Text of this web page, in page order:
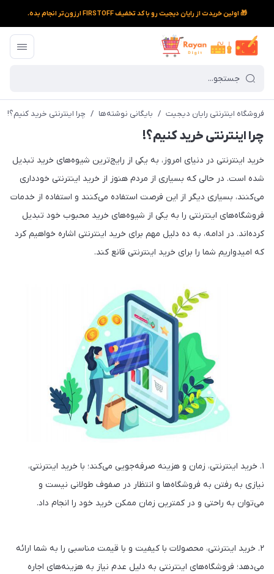
🎁 اولین خریدت از رایان دیجیت رو با کد تخفیف FIRSTOFF ارزون‌تر انجام بده.
فروشگاه اینترنتی رایان دیجیت / بایگانی نوشته‌ها / چرا اینترنتی خرید کنیم؟!
چرا اینترنتی خرید کنیم؟!
خرید اینترنتی در دنیای امروز، به یکی از رایج‌ترین شیوه‌های خرید تبدیل
شده است. در حالی که بسیاری از مردم هنوز از خرید اینترنتی خودداری
می‌کنند، بسیاری دیگر از این فرصت استفاده می‌کنند و استفاده از خدمات
فروشگاه‌های اینترنتی را به یکی از شیوه‌های خرید محبوب خود تبدیل
کرده‌اند. در ادامه، به ده دلیل مهم برای خرید اینترنتی اشاره خواهیم کرد
که امیدواریم شما را برای خرید اینترنتی قانع کند.
۱. خرید اینترنتی، زمان و هزینه صرفه‌جویی می‌کند؛ با خرید اینترنتی،
نیازی به رفتن به فروشگاه‌ها و انتظار در صفوف طولانی نیست و
می‌توان به راحتی و در کمترین زمان ممکن خرید خود را انجام داد.
۲. خرید اینترنتی، محصولات با کیفیت و با قیمت مناسبی را به شما ارائه
می‌دهد؛ فروشگاه‌های اینترنتی به دلیل عدم نیاز به هزینه‌های اجاره